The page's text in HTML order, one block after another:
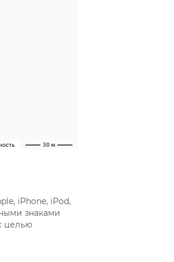
iPhone, iPod,
знаками
целью